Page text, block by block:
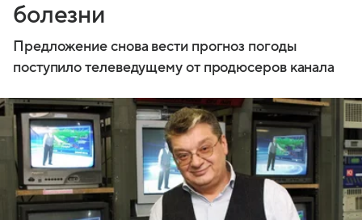
болезни
Предложение снова вести прогноз погоды
поступило телеведущему от продюсеров канала